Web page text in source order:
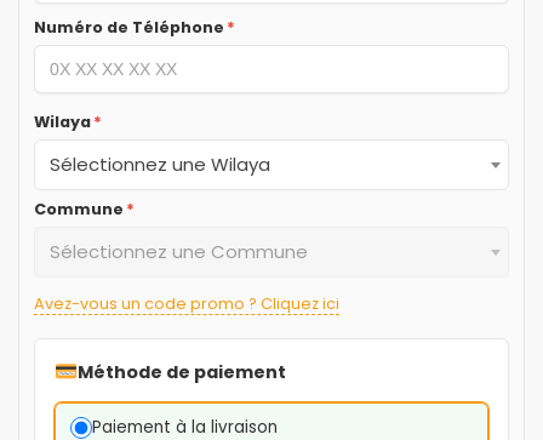
Numéro de Téléphone *
Wilaya*
Sélectionnez une Wilaya
Commune *
Sélectionnez une Commune
Avez-vous un code promo ? Cliquez ici
Méthode de paiement
Paiement à la livraison